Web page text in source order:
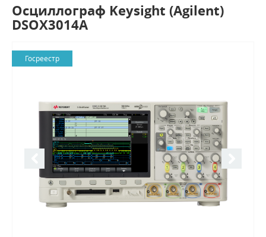
Осциллограф Keysight (Agilent)
DSOX3014A
Госреестр